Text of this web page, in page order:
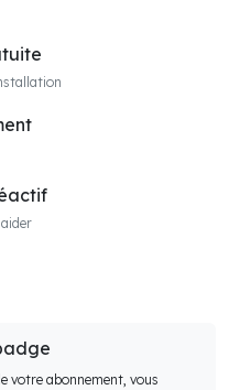
votre abonnement, vous